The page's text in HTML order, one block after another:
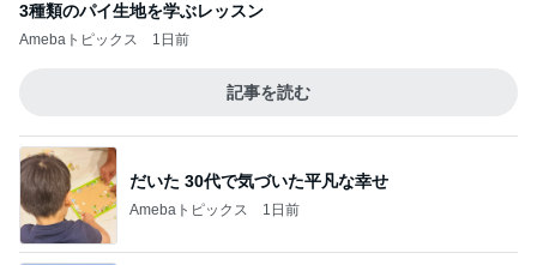
3種類のパイ生地を学ぶレッスン
Amebaトピックス 1日前
記事を読む
だいた 30代で気づいた平凡な幸せ
Amebaトピックス 1日前